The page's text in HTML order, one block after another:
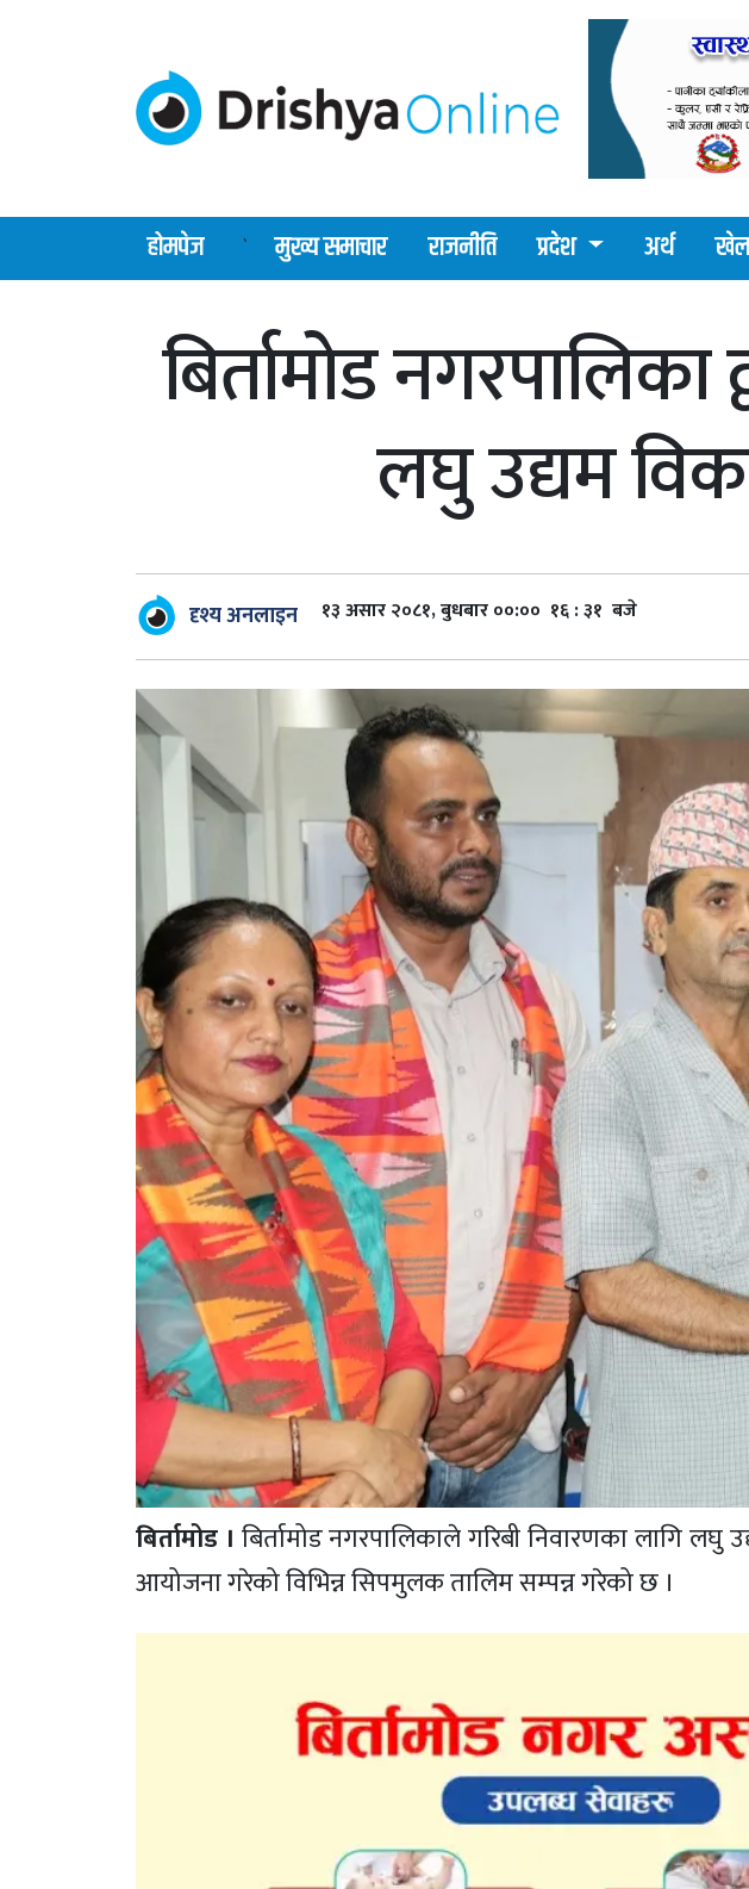
होमपेज ` मुख्य समाचार राजनीति प्रदेश अर्थ
बिर्तामोड नगरपालिका
लघु उद्यम
दृश्य अनलाइन १३ असार २०८१, बुधबार ००:०० १६ : ३१ बजे
बिर्तामोड । बिर्तामोड नगरपालिकाले गरिबी निवारणका लागि लघु
आयोजना गरेको विभिन्न सिपमुलक तालिम सम्पन्न गरेको छ ।